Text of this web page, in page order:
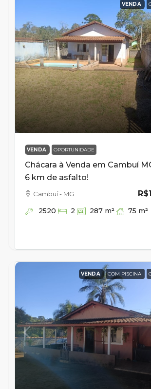
VENDA
VENDA OPORTUNIDADE
Chácara à Venda em Cambuí
6 km de asfalto!
Cambuí - MG
2520 2 287 m² 75 m²
VENDA COM PISCINA